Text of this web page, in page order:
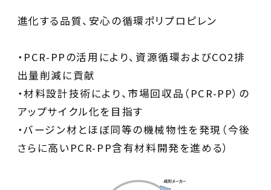
進化する品質、安心の循環ポリプロピレン
・PCR-PPの活用により、資源循環およびCO2排
出量削減に貢献
・材料設計技術により、市場回収品（PCR-PP）の
アップサイクル化を目指す
・バージン材とほぼ同等の機械物性を発現（今後
さらに高いPCR-PP含有材料開発を進める）